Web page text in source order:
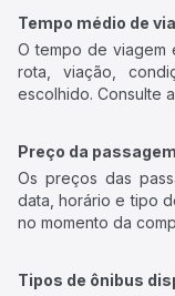
Tempo médio de
O tempo de viagem
rota, viação,
escolhido. Consulte
Preço da passagem
Os preços das
data, horário e tipo
no momento da
Tipos de ônibus